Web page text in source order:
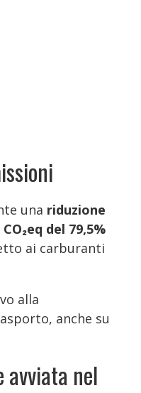
una riduzione
del 79,5%
ai carburanti
alla
anche su
avviata nel